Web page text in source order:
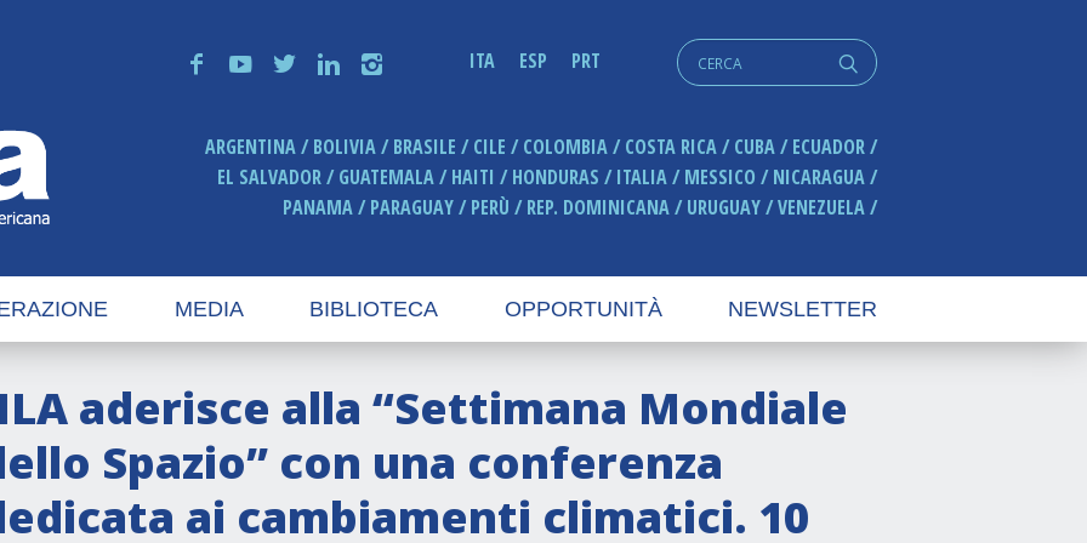
f y t n i ITA ESP PRT q
Cerca:
ARGENTINA BOLIVIA BRASILE CILE COLOMBIA COSTA RICA CUBA
ECUADOR
EL SALVADOR
GUATEMALA HAITI HONDURAS ITALIA MESSICO
NICARAGUA
PANAMA
PARAGUAY PERÙ REP. DOMINICANA URUGUAY VENEZUELA
MEDIA BIBLIOTECA OPPORTUNITÀ NEWSLETTER
aderisce alla “Settimana Mondiale
Spazio” con una conferenza
ai cambiamenti climatici. 10